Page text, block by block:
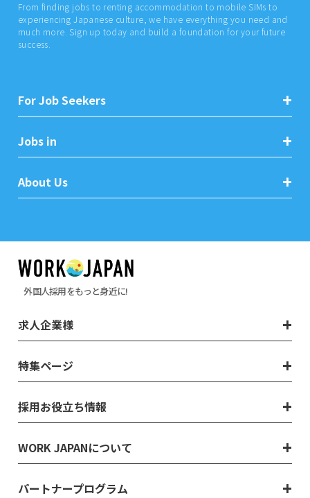
From finding jobs to renting accommodation to mobile SIMs to
experiencing Japanese culture, we have everything you need and
much more. Sign up today and build a foundation for your future
success.
For Job Seekers
Jobs in
About Us
外国人採用をもっと身近に!
求人企業様
特集ページ
採用お役立ち情報
WORK JAPANについて
パートナープログラム